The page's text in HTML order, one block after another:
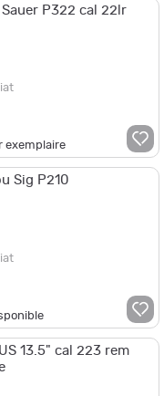
P322 cal 22lr
exemplaire
Sig P210
13.5" cal 223 rem